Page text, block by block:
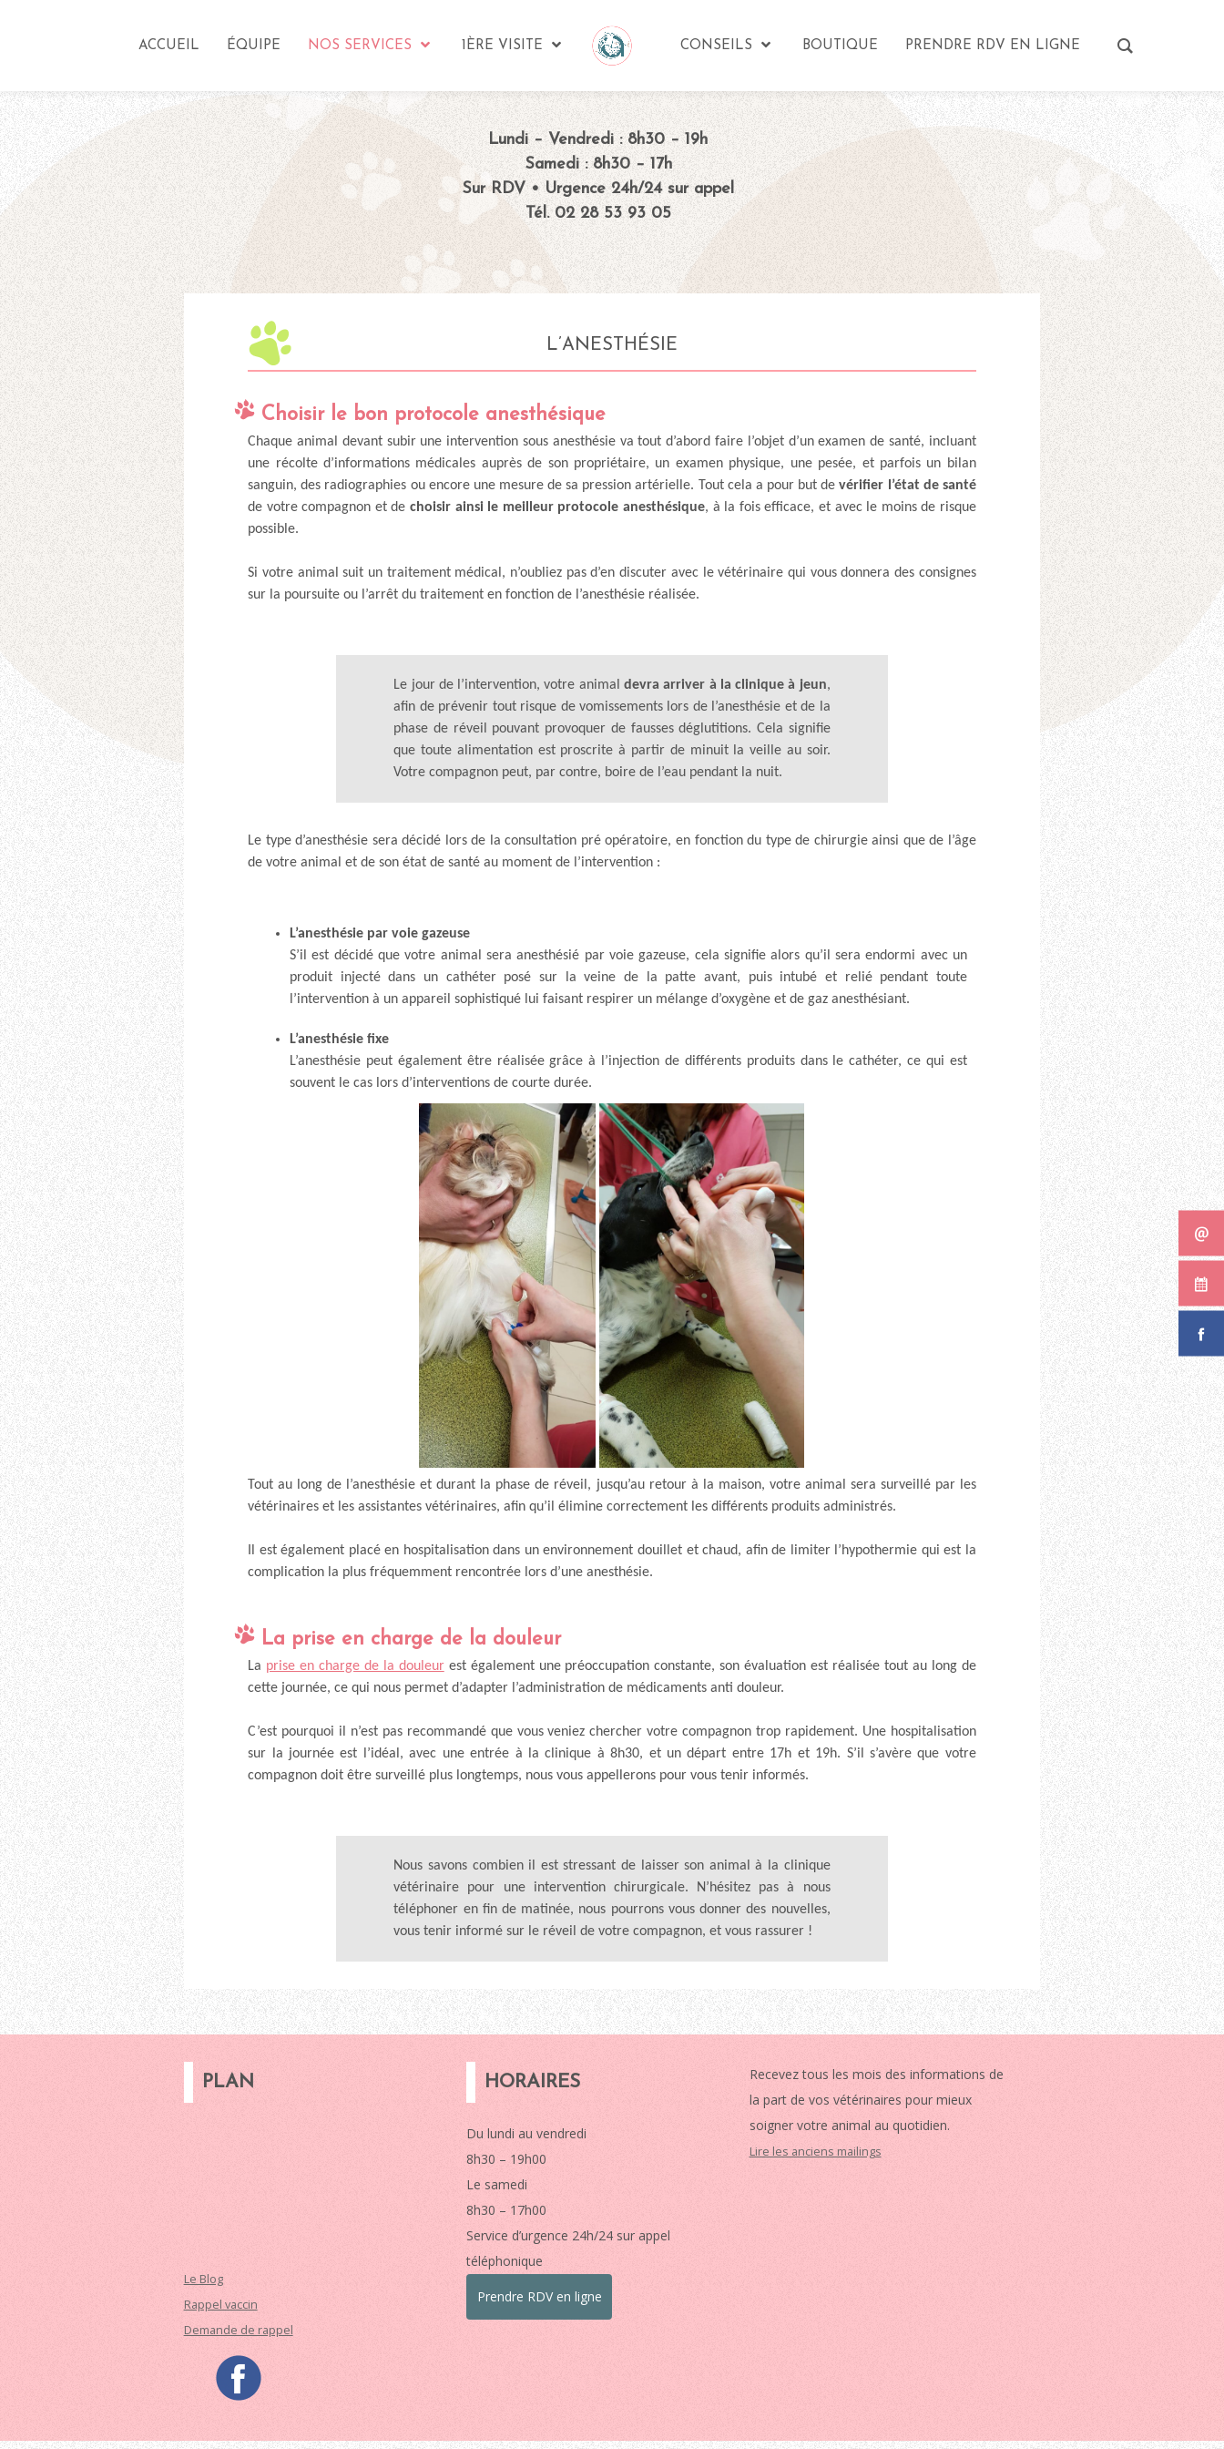
ACCUEIL ÉQUIPE NOS SERVICES 1ÈRE VISITE CONSEILS BOUTIQUE PRENDRE RDV EN LIGNE
Lundi – Vendredi : 8h30 – 19h
Samedi : 8h30 – 17h
Sur RDV • Urgence 24h/24 sur appel
Tél. 02 28 53 93 05
L’ANESTHÉSIE
Choisir le bon protocole anesthésique
Chaque animal devant subir une intervention sous anesthésie va tout d’abord faire l’objet d’un examen de santé, incluant
une récolte d’informations médicales auprès de son propriétaire, un examen physique, une pesée, et parfois un bilan
sanguin, des radiographies ou encore une mesure de sa pression artérielle. Tout cela a pour but devérifier l’état de santé
de votre compagnon et dechoisir ainsi le meilleur protocole anesthésique, à la fois efficace, et avec le moins de risque
possible.
Si votre animal suit un traitement médical, n’oubliez pas d’en discuter avec le vétérinaire qui vous donnera des consignes
sur la poursuite ou l’arrêt du traitement en fonction de l’anesthésie réalisée.
Le jour de l’intervention, votre animal devra arriver à la clinique à jeun,
afin de prévenir tout risque de vomissements lors de l’anesthésie et de la
phase de réveil pouvant provoquer de fausses déglutitions. Cela signifie
que toute alimentation est proscrite à partir de minuit la veille au soir.
Votre compagnon peut, par contre, boire de l’eau pendant la nuit.
Le type d’anesthésie sera décidé lors de la consultation pré opératoire, en fonction du type de chirurgie ainsi que de l’âge
de votre animal et de son état de santé au moment de l’intervention :
L’anesthésie par voie gazeuse
S’il est décidé que votre animal sera anesthésié par voie gazeuse, cela signifie alors qu’il sera endormi avec un
produit injecté dans un cathéter posé sur la veine de la patte avant, puis intubé et relié pendant toute
l’intervention à un appareil sophistiqué lui faisant respirer un mélange d’oxygène et de gaz anesthésiant.
L’anesthésie fixe
L’anesthésie peut également être réalisée grâce à l’injection de différents produits dans le cathéter, ce qui est
souvent le cas lors d’interventions de courte durée.
Tout au long de l’anesthésie et durant la phase de réveil, jusqu’au retour à la maison, votre animal sera surveillé par les
vétérinaires et les assistantes vétérinaires, afin qu’il élimine correctement les différents produits administrés.
Il est également placé en hospitalisation dans un environnement douillet et chaud, afin de limiter l’hypothermie qui est la
complication la plus fréquemment rencontrée lors d’une anesthésie.
La prise en charge de la douleur
La prise en charge de la douleurest également une préoccupation constante, son évaluation est réalisée tout au long de
cette journée, ce qui nous permet d’adapter l’administration de médicaments anti douleur.
C’est pourquoi il n’est pas recommandé que vous veniez chercher votre compagnon trop rapidement. Une hospitalisation
sur la journée est l’idéal, avec une entrée à la clinique à 8h30, et un départ entre 17h et 19h. S’il s’avère que votre
compagnon doit être surveillé plus longtemps, nous vous appellerons pour vous tenir informés.
Nous savons combien il est stressant de laisser son animal à la clinique
vétérinaire pour une intervention chirurgicale. N’hésitez pas à nous
téléphoner en fin de matinée, nous pourrons vous donner des nouvelles,
vous tenir informé sur le réveil de votre compagnon, et vous rassurer !
PLAN
Le Blog
Rappel vaccin
Demande de rappel
HORAIRES
Du lundi au vendredi
8h30 – 19h00
Le samedi
8h30 – 17h00
Service d’urgence 24h/24 sur appel
téléphonique
Prendre RDV en ligne
Recevez tous les mois des informations de
la part de vos vétérinaires pour mieux
soigner votre animal au quotidien.
Lire les anciens mailings